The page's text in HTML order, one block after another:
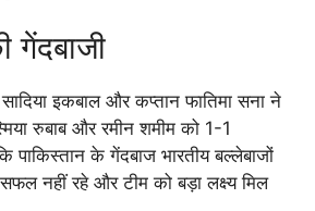
गेंदबाजी
इकबाल और कप्तान फातिमा सना ने
रुबाब और रमीन शमीम को 1-1
पाकिस्तान के गेंदबाज भारतीय बल्लेबाजों
नहीं रहे और टीम को बड़ा लक्ष्य मिल